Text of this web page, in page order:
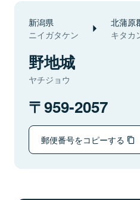
新潟県
ニイガタケン
北蒲原
キタカ
野地城
ヤチジョウ
959-2057
郵便番号をコピーする